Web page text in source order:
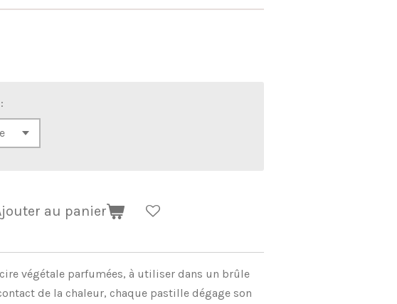
au panier
végétale parfumées, à utiliser dans un brûle
de la chaleur, chaque pastille dégage son